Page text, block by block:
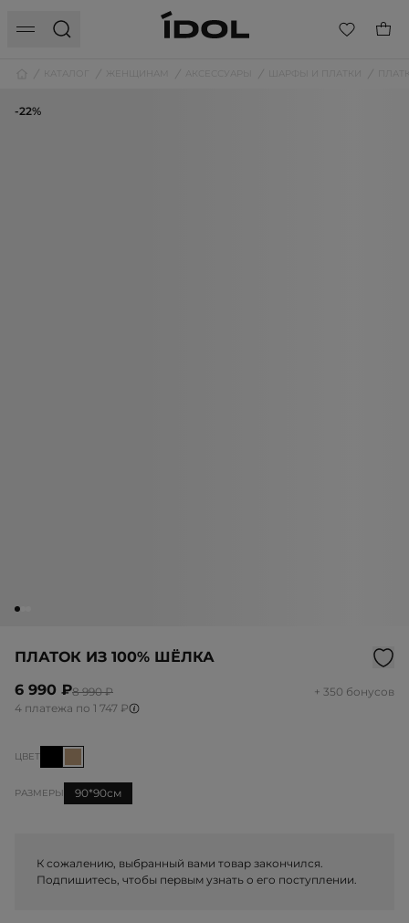
-22%
ПЛАТОК ИЗ 100% ШЁЛКА
6 990 ₽8 990 ₽
+ 350 бонусов
4 платежа по 1 747 ₽
ЦВЕТ
РАЗМЕРЫ 90*90см
К сожалению, выбранный вами товар закончился.
Подпишитесь, чтобы первым узнать о его поступлении.